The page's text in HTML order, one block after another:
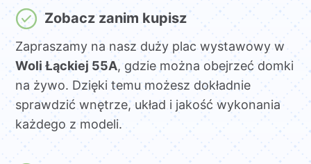
Zobacz zanim kupisz
Zapraszamy na nasz duży plac wystawowy w
Woli Łąckiej 55A, gdzie można obejrzeć domki
na żywo. Dzięki temu możesz dokładnie
sprawdzić wnętrze, układ i jakość wykonania
każdego z modeli.